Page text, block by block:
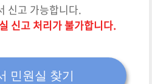
신고 가능합니다.
신고 처리가 불가합니다.
민원실 찾기